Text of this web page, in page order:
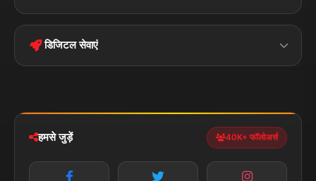
Disclaimer
Terms &
Privacy Policy
पॉलिटिकल झारखण्ड
डिजिटल सेवाएं
न्यूज़ अलर्ट
हमसे जुड़ें 40K+ फॉलोअर्स